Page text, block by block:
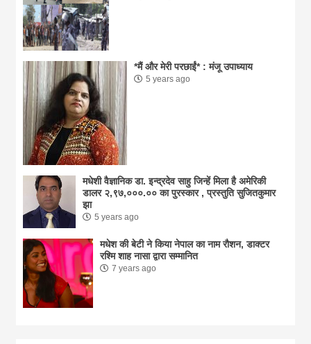
*मैं और मेरी परछाईं* : मंजू उपाध्याय
5 years ago
मधेशी वैज्ञानिक डा. इन्द्रदेव साहु जिन्हें मिला है अमेरिकी
डालर २,९७,०००.०० का पुरस्कार , प्रस्तुति सुजितकुमार
झा
5 years ago
मधेश की बेटी ने किया नेपाल का नाम राैशन, डाक्टर
रश्मि शाह नासा द्वारा सम्मानित
7 years ago